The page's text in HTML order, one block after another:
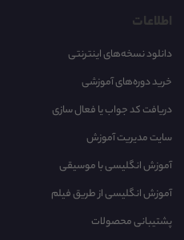
اطلاعات
دانلود نسخه‌های اینترنتی
خرید دوره‌های آموزشی
دریافت کد جواب یا فعال سازی
سایت مدیریت آموزش
آموزش انگلیسی با موسیقی‌
آموزش انگلیسی از طریق فیلم
پشتیبانی محصولات